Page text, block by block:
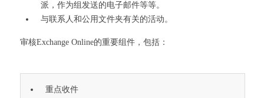
派，作为组发送的电子邮件等等。
与联系人和公用文件夹有关的活动。
审核Exchange Online的重要组件，包括：
重点收件